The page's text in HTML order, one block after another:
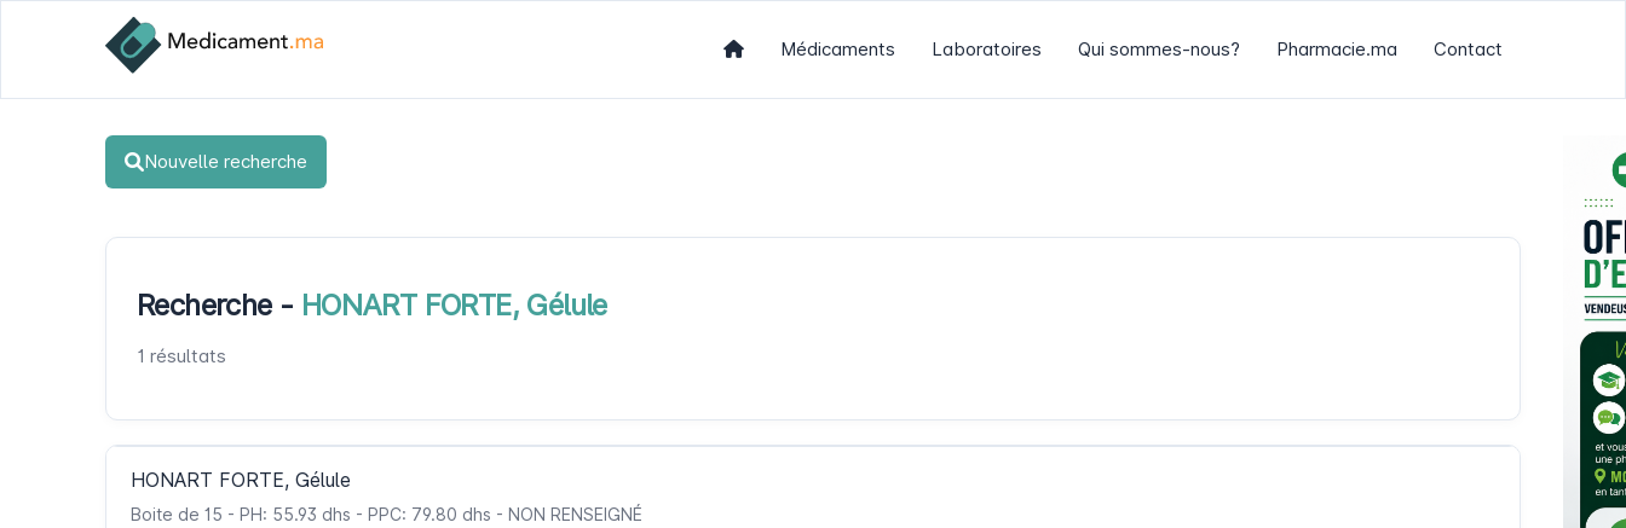
Médicaments Laboratoires Qui sommes-nous? Pharmacie.ma Contact
Nouvelle recherche
Recherche - HONART FORTE, Gélule
1 résultats
HONART FORTE, Gélule
Boite de 15 - PH: 55.93 dhs - PPC: 79.80 dhs - NON RENSEIGNÉ